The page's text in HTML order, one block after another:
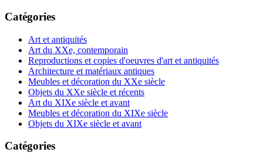
Catégories
Art et antiquités
Art du XXe, contemporain
Reproductions et copies d'oeuvres d'art et antiquités
Architecture et matériaux antiques
Meubles et décoration du XXe siècle
Objets du XXe siècle et récents
Art du XIXe siècle et avant
Meubles et décoration du XIXe siècle
Objets du XIXe siècle et avant
Catégories